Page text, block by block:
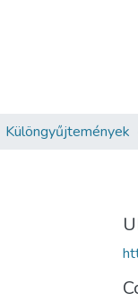
Különgyűjtemények